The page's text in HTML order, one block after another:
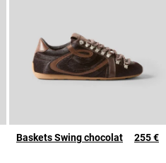
Baskets Swing chocolat 255 €